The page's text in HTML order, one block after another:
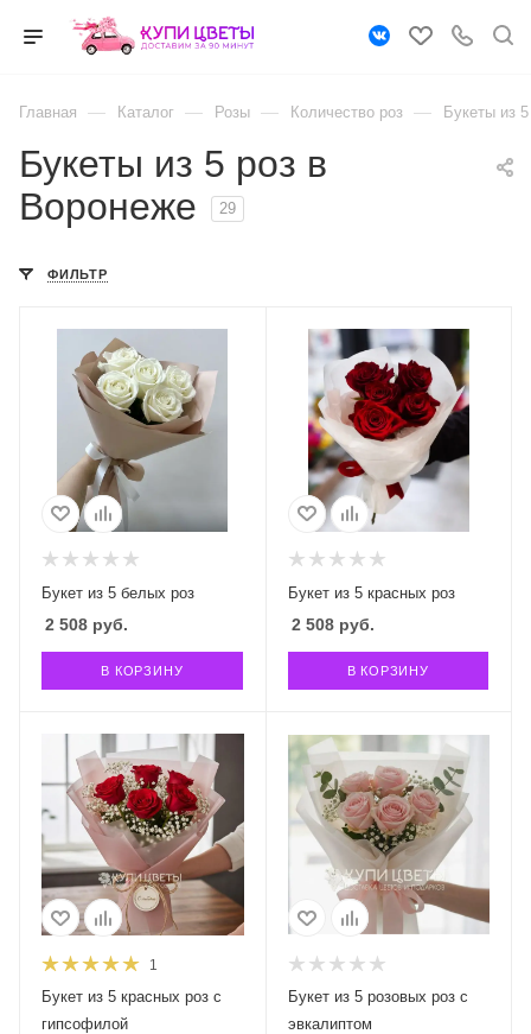
Главная — Каталог — Розы — Количество роз — Букеты из
Букеты из 5 роз в
Воронеже
29
ФИЛЬТР
Букет из 5 белых роз
2 508 руб.
В КОРЗИНУ
Букет из 5 красных роз
2 508руб.
В КОРЗИНУ
1
Букет из 5 красных роз с
гипсофилой
Букет из 5 розовых роз с
эвкалиптом